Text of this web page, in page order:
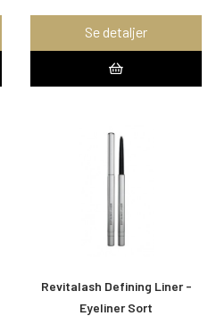
Se detaljer
Revitalash Defining Liner -
Eyeliner Sort